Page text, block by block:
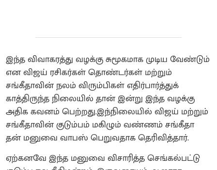
இந்த விவாகரத்து வழக்கு சுமூகமாக முடிய வேண்டும்
என விஜய் ரசிகர்கள் தொண்டர்கள் மற்றும்
சங்கீதாவின் நலம் விரும்பிகள் எதிர்பார்த்துக்
காத்திருந்த நிலையில் தான் இன்று இந்த வழக்கு
அதிக கவனம் பெற்றது.இந்நிலையில் விஜய் மற்றும்
சங்கீதாவின் குடும்பம் மகிழும் வண்ணம் சங்கீதா
தன் மனுவை வாபஸ் பெறுவதாக தெரிவித்தார்.
ஏற்கனவே இந்த மனுவை விசாரித்த செங்கல்பட்டு